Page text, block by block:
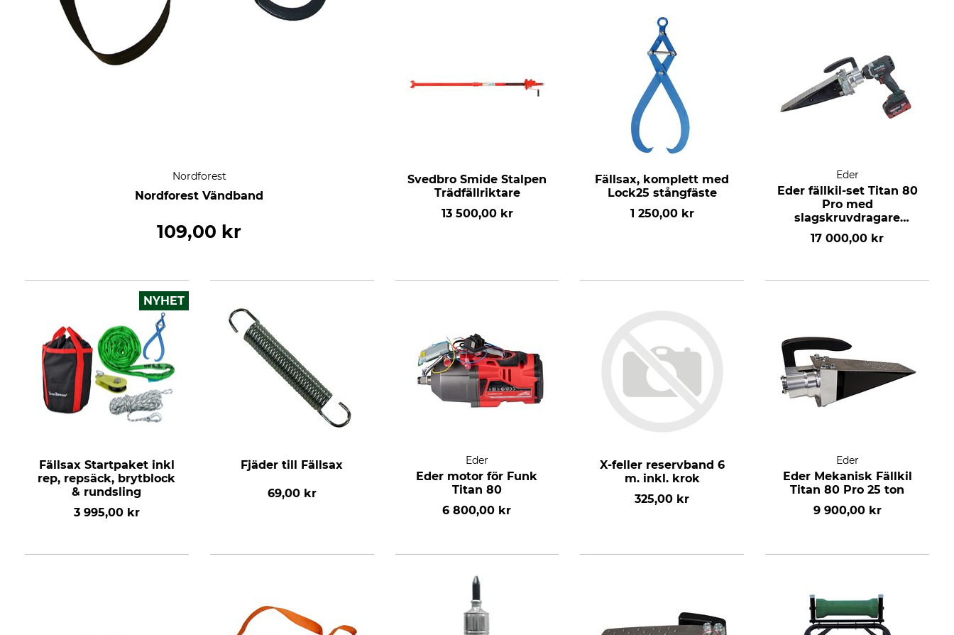
Nordforest
Nordforest Vändband
109,00 kr
Svedbro Smide Stalpen
Trädfällriktare
13 500,00 kr
Fällsax, komplett med
Lock25 stångfäste
1 250,00 kr
Eder
Eder fällkil-set Titan 80
Pro med
slagskruvdragare
Metabo SSW 18 LTX
800 BL, 2 batterier 8,0
17 000,00 kr
NYHET
Fällsax Startpaket inkl
rep, repsäck, brytblock
& rundsling
3 995,00 kr
Fjäder till Fällsax
69,00 kr
Eder
Eder motor för Funk
Titan 80
6 800,00 kr
X-feller reservband 6
m. inkl. krok
325,00 kr
Eder
Eder Mekanisk Fällkil
Titan 80 Pro 25 ton
9 900,00 kr